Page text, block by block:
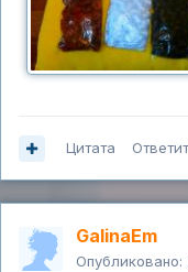
Цитата
GalinaEm
Опубликовано: